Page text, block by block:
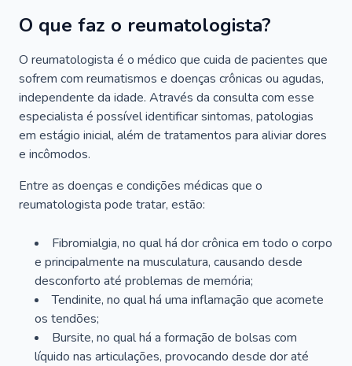
O que faz o reumatologista?
O reumatologista é o médico que cuida de pacientes que
sofrem com reumatismos e doenças crônicas ou agudas,
independente da idade. Através da consulta com esse
especialista é possível identificar sintomas, patologias
em estágio inicial, além de tratamentos para aliviar dores
e incômodos.
Entre as doenças e condições médicas que o
reumatologista pode tratar, estão:
Fibromialgia, no qual há dor crônica em todo o corpo
e principalmente na musculatura, causando desde
desconforto até problemas de memória;
Tendinite, no qual há uma inflamação que acomete
os tendões;
Bursite, no qual há a formação de bolsas com
líquido nas articulações, provocando desde dor até